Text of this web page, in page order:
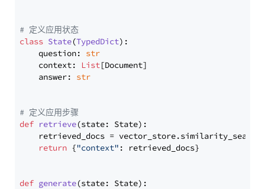
# 定义应用状态
class State(TypedDict):
    question:
str
    context:
List[Document]
    answer:
str
# 定义应用步骤
def retrieve(state: State):
retrieved_docs =
return {"context" : retrieved_docs}
def generate(state: State):